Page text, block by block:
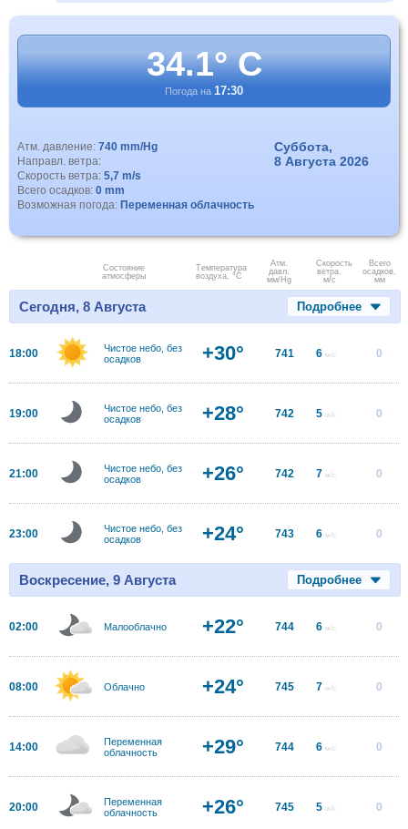
34.1° C
Погода на 17:30
Атм. давление: 740 mm/Hg
Направл. ветра:
Скорость ветра: 5,7 m/s
Всего осадков: 0 mm
Возможная погода: Переменная облачность
Суббота,
8 Августа 2026
Состояние
атмосферы
Температура
воздуха, °C
Атм.
давл.
мм/Hg
Скорость
ветра.
м/с
Всего
осадков,
мм
Сегодня, 8 Августа Подробнее
18:00
Чистое небо, без
осадков
+30° 741 6 м/с 0
19:00
Чистое небо, без
осадков
+28° 742 5 м/с 0
21:00
Чистое небо, без
осадков
+26° 742 7 м/с 0
23:00
Чистое небо, без
осадков
+24° 743 6 м/с 0
Воскресение, 9 Августа Подробнее
02:00 Малооблачно +22° 744 6 м/с 0
08:00 Облачно +24° 745 7 м/с 0
14:00
Переменная
облачность
+29° 744 6 м/с 0
20:00
Переменная
облачность
+26° 745 5 м/с 0